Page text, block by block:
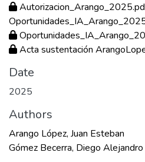
Acta sustentación
Date
2025
Authors
Arango López, Juan Esteban
Gómez Becerra, Diego Alejandro